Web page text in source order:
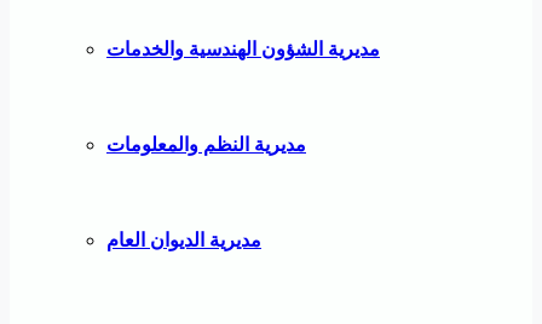
مديرية الشؤون الهندسية والخدمات
مديرية النظم والمعلومات
مديرية الديوان العام